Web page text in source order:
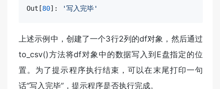
Out[80]: '写入完毕'
上述示例中，创建了一个3行2列的df对象，然后通过
to_csv()方法将df对象中的数据写入到E盘指定的位
置。为了提示程序执行结束，可以在末尾打印一句
话“写入完毕”，提示程序是否执行完成。